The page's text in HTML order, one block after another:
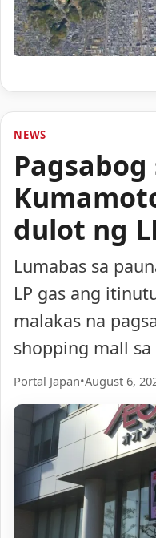
NEWS
dulot ng
Lumabas sa
LP gas ang
malakas na
shopping mall
Portal Japan•August 6,